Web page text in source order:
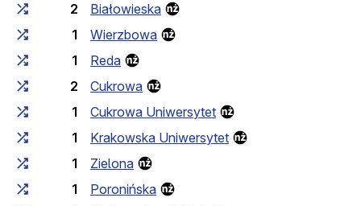
2
Białowieska
1
Wierzbowa
1
Reda
2
Cukrowa
1
Cukrowa Uniwersytet
1
Krakowska Uniwersytet
1
Zielona
1
Poronińska